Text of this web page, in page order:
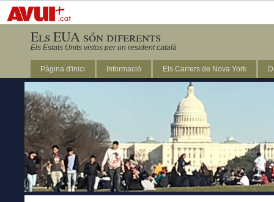
Els EUA són diferents
Els Estats Units vistos per un resident català
Pàgina d'inici Informació Els Carrers de Nova York